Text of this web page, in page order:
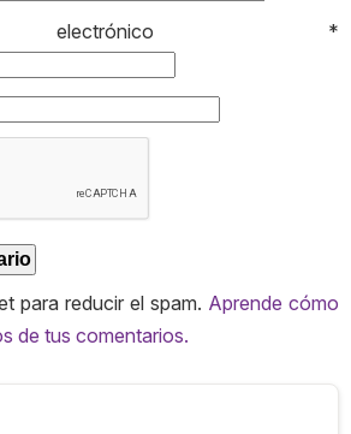
electrónico *
para reducir el spam. Aprende cómo
de tus comentarios.